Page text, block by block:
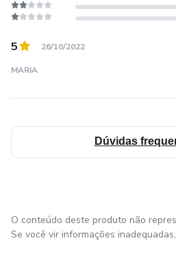
5 26/10/2022
MARIA
Dúvidas
O conteúdo deste produto não
Se você vir informações inadequadas,